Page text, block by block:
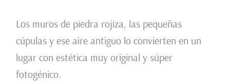
Los muros de piedra rojiza, las pequeñas
cúpulas y ese aire antiguo lo convierten en un
lugar con estética muy original y súper
fotogénico.